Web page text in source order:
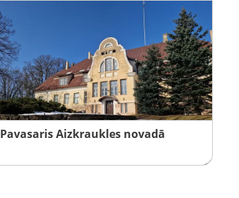
Pavasaris Aizkraukles novadā